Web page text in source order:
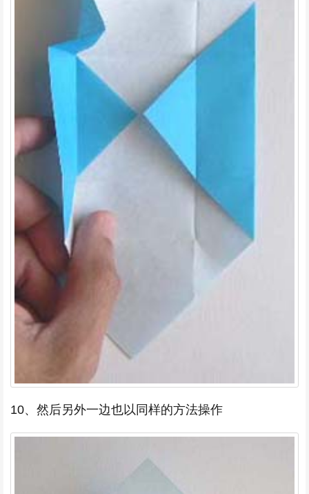
10、然后另外一边也以同样的方法操作